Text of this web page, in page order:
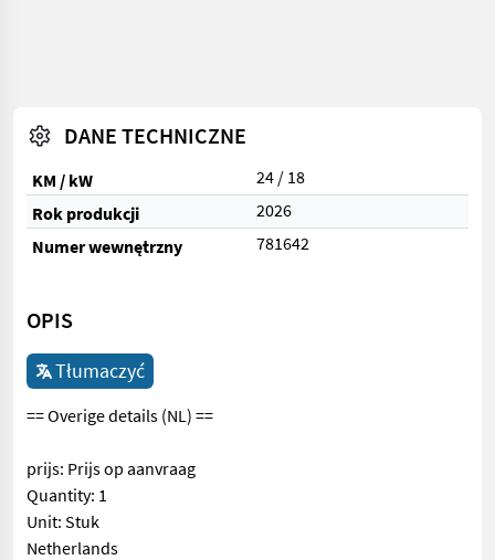
DANE TECHNICZNE
KM / kW
24 / 18
Rok produkcji
2026
Numer wewnętrzny
781642
OPIS
Tłumaczyć
== Overige details (NL) ==
prijs: Prijs op aanvraag
Quantity: 1
Unit: Stuk
Netherlands